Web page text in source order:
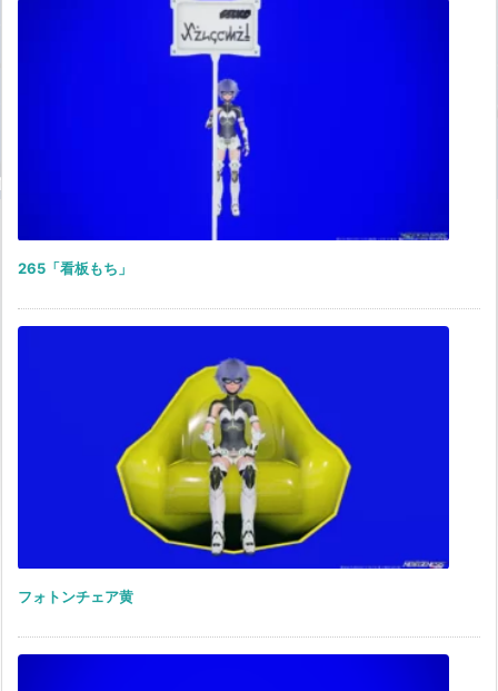
265「看板もち」
フォトンチェア黄